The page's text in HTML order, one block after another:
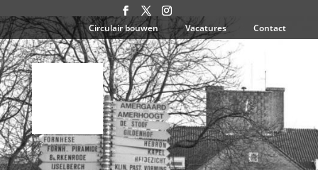
Circulair bouwen Vacatures Contact